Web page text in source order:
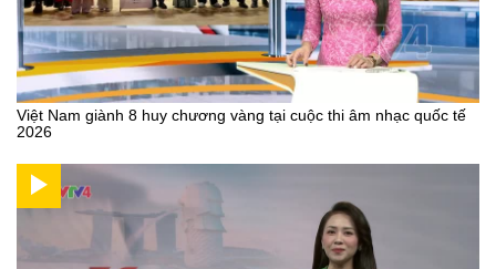
Việt Nam giành 8 huy chương vàng tại cuộc thi âm nhạc quốc tế
2026